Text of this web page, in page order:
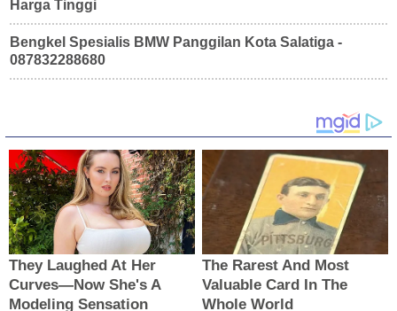
Harga Tinggi
Bengkel Spesialis BMW Panggilan Kota Salatiga -
087832288680